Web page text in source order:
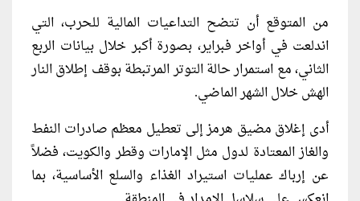
من المتوقع أن تتضح التداعيات المالية للحرب، التي
اندلعت في أواخر فبراير، بصورة أكبر خلال بيانات الربع
الثاني، مع استمرار حالة التوتر المرتبطة بوقف إطلاق النار
الهش خلال الشهر الماضي.
أدى إغلاق مضيق هرمز إلى تعطيل معظم صادرات النفط
والغاز المعتادة لدول مثل الإمارات وقطر والكويت، فضلاً
عن إرباك عمليات استيراد الغذاء والسلع الأساسية، بما